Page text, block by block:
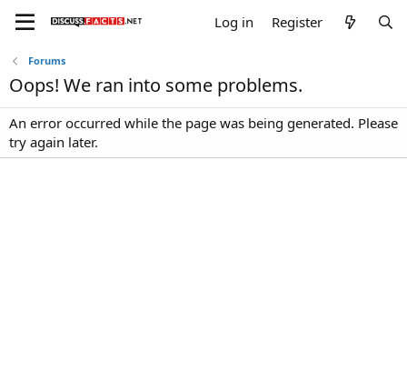
Log in Register
Forums
Oops! We ran into some problems.
An error occurred while the page was being generated. Please
try again later.